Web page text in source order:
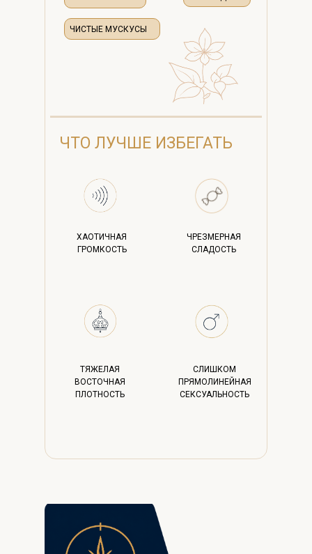
ЧТО ЛУЧШЕ ИЗБЕГАТЬ
ХАОТИЧНАЯ
ГРОМКОСТЬ
ТЯЖЕЛАЯ
ВОСТОЧНАЯ
ПЛОТНОСТЬ
ЧРЕЗМЕРНАЯ
СЛАДОСТЬ
СЛИШКОМ
ПРЯМОЛИНЕЙНАЯ
СЕКСУАЛЬНОСТЬ
ЧИСТЫЕ МУСКУСЫ